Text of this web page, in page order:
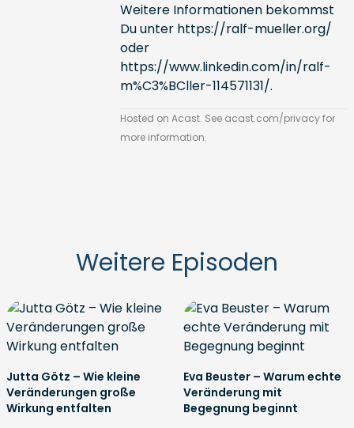
Weitere Informationen bekommst
Du unter https://ralf-mueller.org/
oder
https://www.linkedin.com/in/ralf-
m%C3%BCller-114571131/.
Hosted on Acast. See acast.com/privacyfor
more information.
Weitere Episoden
Jutta Götz – Wie kleine
Veränderungen große
Wirkung entfalten
Eva Beuster – Warum echte
Veränderung mit
Begegnung beginnt